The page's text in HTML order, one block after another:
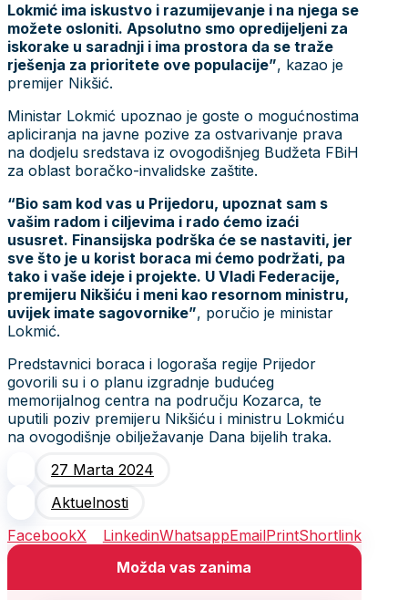
Lokmić ima iskustvo i razumijevanje i na njega se
možete osloniti. Apsolutno smo opredijeljeni za
iskorake u saradnji i ima prostora da se traže
rješenja za prioritete ove populacije”, kazao je
premijer Nikšić.
Ministar Lokmić upoznao je goste o mogućnostima
apliciranja na javne pozive za ostvarivanje prava
na dodjelu sredstava iz ovogodišnjeg Budžeta FBiH
za oblast boračko-invalidske zaštite.
“Bio sam kod vas u Prijedoru, upoznat sam s
vašim radom i ciljevima i rado ćemo izaći
ususret. Finansijska podrška će se nastaviti, jer
sve što je u korist boraca mi ćemo podržati, pa
tako i vaše ideje i projekte. U Vladi Federacije,
premijeru Nikšiću i meni kao resornom ministru,
uvijek imate sagovornike”, poručio je ministar
Lokmić.
Predstavnici boraca i logoraša regije Prijedor
govorili su i o planu izgradnje budućeg
memorijalnog centra na području Kozarca, te
uputili poziv premijeru Nikšiću i ministru Lokmiću
na ovogodišnje obilježavanje Dana bijelih traka.
27 Marta 2024
Aktuelnosti
FacebookX LinkedinWhatsappEmailPrintShortlink
Možda vas zanima